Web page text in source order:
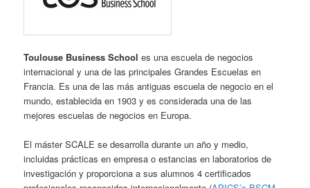
Toulouse Business School es una escuela de negocios
internacional y una de las principales Grandes Escuelas en
Francia. Es una de las más antiguas escuela de negocio en el
mundo, establecida en 1903 y es considerada una de las
mejores escuelas de negocios en Europa.
El máster SCALE se desarrolla durante un año y medio,
incluidas prácticas en empresa o estancias en laboratorios de
investigación y proporciona a sus alumnos 4 certificados